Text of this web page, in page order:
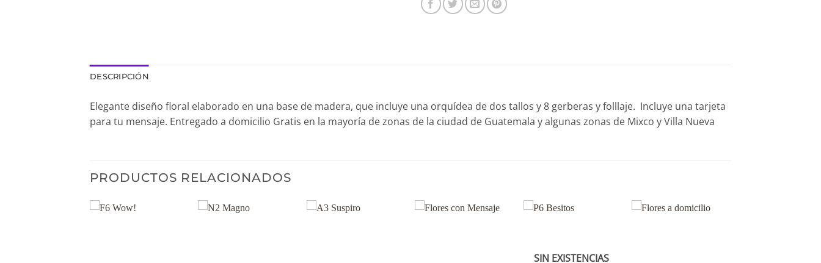
DESCRIPCIÓN
Elegante diseño floral elaborado en una base de madera, que incluye una orquídea de dos tallos y 8 gerberas y folllaje. Incluye una tarjeta
para tu mensaje. Entregado a domicilio Gratis en la mayoría de zonas de la ciudad de Guatemala y algunas zonas de Mixco y Villa Nueva
PRODUCTOS RELACIONADOS
SIN EXISTENCIAS